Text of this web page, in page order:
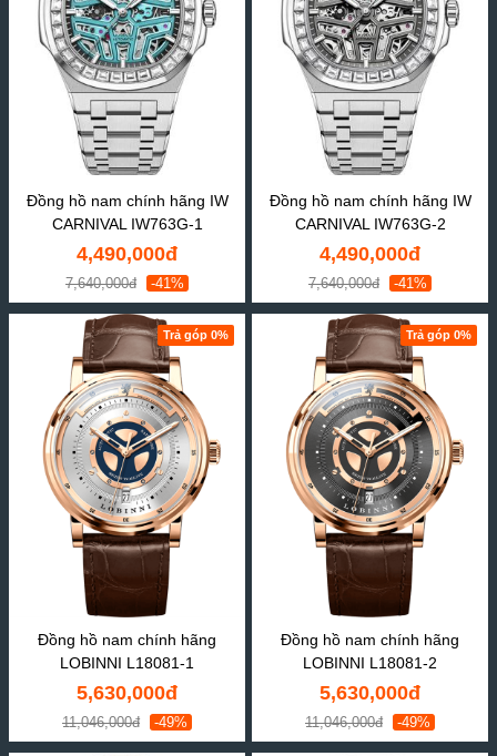
Đồng hồ nam chính hãng IW
CARNIVAL IW763G-1
4,490,000đ
7,640,000đ -41%
Đồng hồ nam chính hãng IW
CARNIVAL IW763G-2
4,490,000đ
7,640,000đ -41%
Trả góp 0%
Đồng hồ nam chính hãng
LOBINNI L18081-1
5,630,000đ
11,046,000đ -49%
Trả góp 0%
Đồng hồ nam chính hãng
LOBINNI L18081-2
5,630,000đ
11,046,000đ -49%